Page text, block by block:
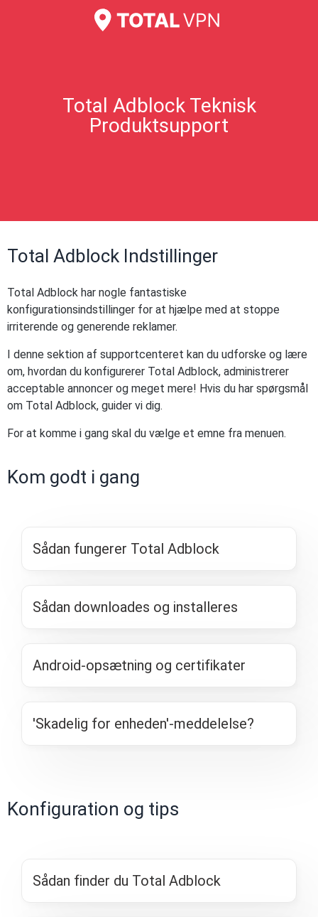
Total Adblock Teknisk
Produktsupport
Total Adblock Indstillinger
Total Adblock har nogle fantastiske
konfigurationsindstillinger for at hjælpe med at stoppe
irriterende og generende reklamer.
I denne sektion af supportcenteret kan du udforske og lære
om, hvordan du konfigurerer Total Adblock, administrerer
acceptable annoncer og meget mere! Hvis du har spørgsmål
om Total Adblock, guider vi dig.
For at komme i gang skal du vælge et emne fra menuen.
Kom godt i gang
Sådan fungerer Total Adblock
Sådan downloades og installeres
Android-opsætning og certifikater
'Skadelig for enheden'-meddelelse?
Konfiguration og tips
Sådan finder du Total Adblock